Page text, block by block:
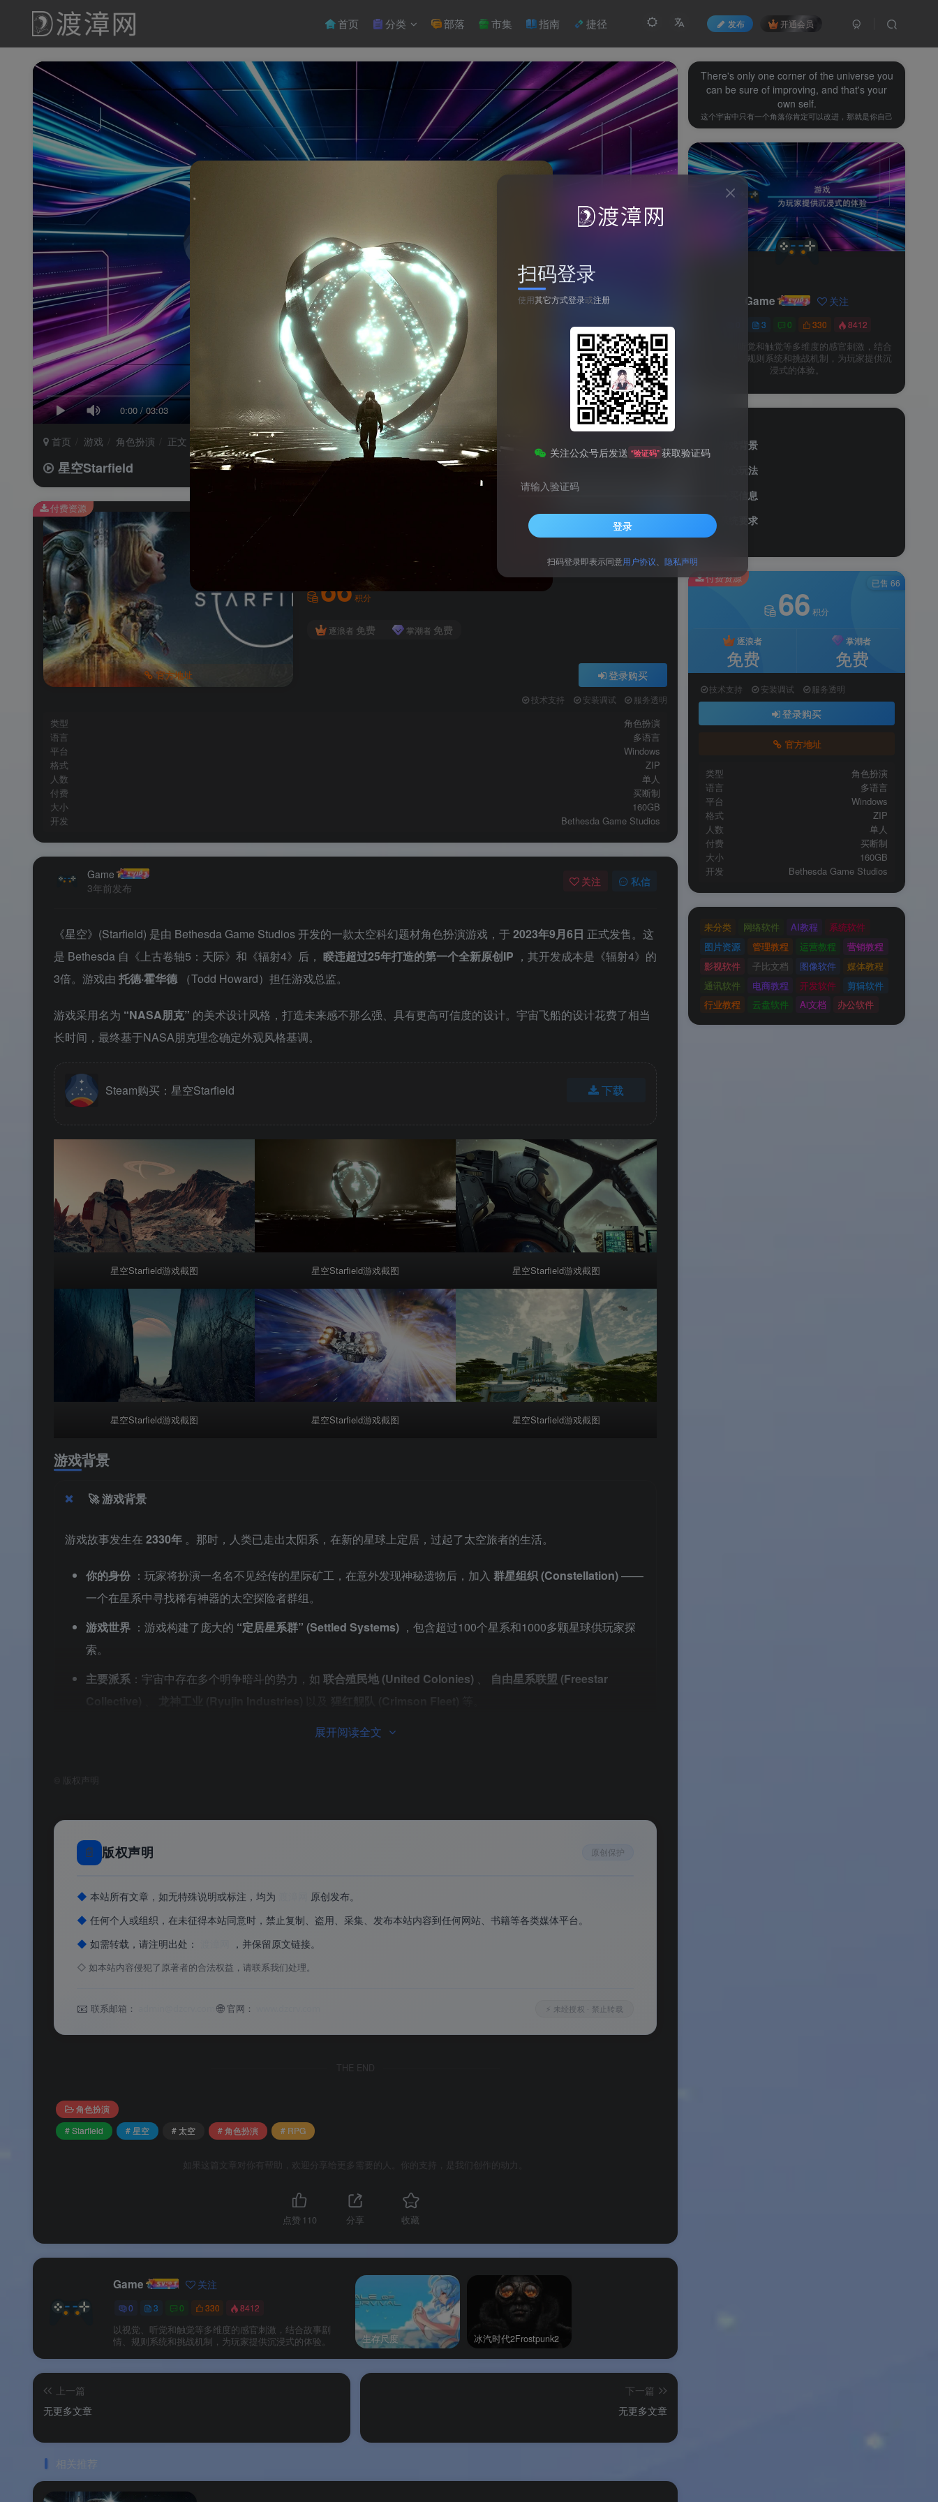
发布 开通会员
首页 分类 部落 市集 指南 捷径
0:00 /03:03
首页 游戏 角色扮演 正文
星空Starfield
官方地址
66积分
逐浪者 免费 掌潮者 免费
登录购买
技术支持 安装调试 服务透明
类型
角色扮演
语言
多语言
平台
Windows
格式
ZIP
人数
单人
付费
买断制
大小
160GB
开发
Bethesda Game Studios
付费资源 已售 66
Game
3年前发布
关注 私信
《星空》(Starfield) 是由 Bethesda Game Studios 开发的一款太空科幻题材角色扮演游戏，于 2023年9月6日 正式发售。这
是 Bethesda 自《上古卷轴5：天际》和《辐射4》后， 睽违超过25年打造的第一个全新原创IP ，其开发成本是《辐射4》的
3倍。游戏由 托德·霍华德 （Todd Howard）担任游戏总监。
游戏采用名为 “NASA朋克” 的美术设计风格，打造未来感不那么强、具有更高可信度的设计。宇宙飞船的设计花费了相当
长时间，最终基于NASA朋克理念确定外观风格基调。
Steam购买：星空Starfield 下载
星空Starfield游戏截图 星空Starfield游戏截图 星空Starfield游戏截图
星空Starfield游戏截图 星空Starfield游戏截图 星空Starfield游戏截图
游戏背景
🚀 游戏背景
游戏故事发生在 2330年 。那时，人类已走出太阳系，在新的星球上定居，过起了太空旅者的生活。
你的身份 ：玩家将扮演一名名不见经传的星际矿工，在意外发现神秘遗物后，加入 群星组织 (Constellation)——
一个在星系中寻找稀有神器的太空探险者群组。
游戏世界 ：游戏构建了庞大的 “定居星系群” (Settled Systems) ，包含超过100个星系和1000多颗星球供玩家探
索。
主要派系 ：宇宙中存在多个明争暗斗的势力，如 联合殖民地 (United Colonies) 、 自由星系联盟 (Freestar
瓦鲁家族 (House Va’ruun)
🎮 核心玩法
作为典型的Bethesda式RPG，游戏提供了极高的自由度。
高度自由的角色扮演：玩家可以自定义角色的外观、背景和特性，这些选择会影响初始技能和可用的对话选项。
方飞船。
丰富的生存与制作：完整的制作系统，利用资源制作药品、食物、装备和武器。可建立前哨基地，雇佣人员自动
更多维度。
Steam（国区）
¥209
Steam（国区）
¥289
游戏本体 + 破碎空间DLC +
1000创作点数 + 群星组织皮肤
包 + 数字画集与原声带
Steam（国区）
高级版升级包 ¥99
从标准版升级至高级版
游戏本体 + 专属剧情DLC + 数
PSN（美服）
标准版 $49.99
游戏本体
展开阅读全文
版权声明
📄 版权声明 原创保护
◆ 本站所有文章，如无特殊说明或标注，均为
原创发布。
◆ 任何个人或组织，在未征得本站同意时，禁止复制、盗用、采集、发布本站内容到任何网站、书籍等各类媒体平台。
◆ 如需转载，请注明出处： ，并保留原文链接。
◇ 如本站内容侵犯了原著者的合法权益，请联系我们处理。
📧 联系邮箱： admin@dzcrv.com🌐官网： ⚡ 未经授权 · 禁止转载
THE END
角色扮演
# Starfield
# 星空 # 太空 # 角色扮演 # RPG
如果这篇文章对你有帮助，欢迎分享给更多需要的人。你的支持，是我们创作的动力。
点赞 110 分享 收藏
Game 关注
0 3 0 330 8412
以视觉、听觉和触觉等多维度的感官刺激，结合故事剧
情、规则系统和挑战机制，为玩家提供沉浸式的体验。
生存尺度 冰汽时代2Frostpunk2
上一篇
无更多文章
下一篇
无更多文章
相关推荐
There's only one corner of the universe you
can be sure of improving, and that's your
own self.
这个宇宙中只有一个角落你肯定可以改进，那就是你自己
Game 关注
3 0 330 8412
以视觉、听觉和触觉等多维度的感官刺激，结合
故事剧情、规则系统和挑战机制，为玩家提供沉
浸式的体验。
游戏背景
核心玩法
购买信息
系统要求
付费资源
66 积分
逐浪者
免费
掌潮者
免费
技术支持 安装调试 服务透明
登录购买
官方地址
类型
角色扮演
语言
多语言
平台
Windows
格式
ZIP
人数
单人
付费
买断制
大小
160GB
开发
Bethesda Game Studios
已售 66
未分类 网络软件 AI教程
系统软件
图片资源
管理教程 运营教程
营销教程
影视软件
子比文档 图像软件
媒体教程
通讯软件
电商教程 开发软件
剪辑软件
行业教程
云盘软件 Ai文档 办公软件
扫码登录
使用其它方式登录或注册
关注公众号后发送 “验证码” 获取验证码
请输入验证码
登录
扫码登录即表示同意用户协议 隐私声明